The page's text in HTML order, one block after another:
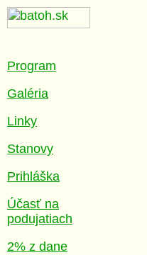
Program
Galéria
Linky
Stanovy
Prihláška
Účasť na
podujatiach
2% z dane